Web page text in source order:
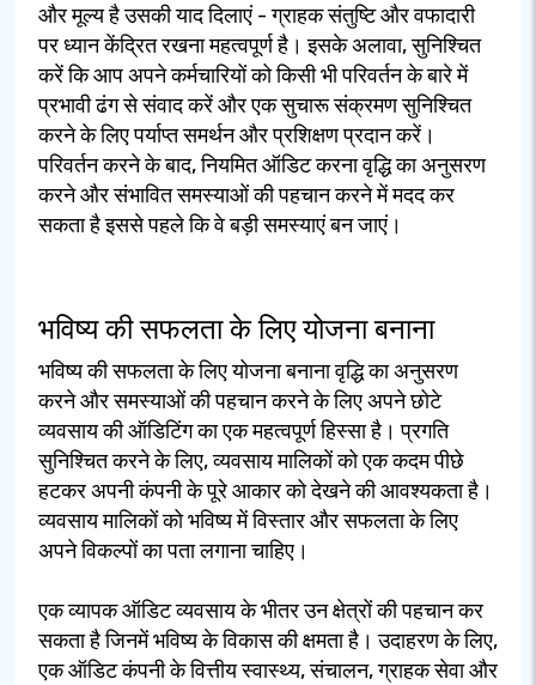
और मूल्य है उसकी याद दिलाएं - ग्राहक संतुष्टि और वफादारी
पर ध्यान केंद्रित रखना महत्वपूर्ण है। इसके अलावा, सुनिश्चित
करें कि आप अपने कर्मचारियों को किसी भी परिवर्तन के बारे में
प्रभावी ढंग से संवाद करें और एक सुचारू संक्रमण सुनिश्चित
करने के लिए पर्याप्त समर्थन और प्रशिक्षण प्रदान करें।
परिवर्तन करने के बाद, नियमित ऑडिट करना वृद्धि का अनुसरण
करने और संभावित समस्याओं की पहचान करने में मदद कर
सकता है इससे पहले कि वे बड़ी समस्याएं बन जाएं।
भविष्य की सफलता के लिए योजना बनाना
भविष्य की सफलता के लिए योजना बनाना वृद्धि का अनुसरण
करने और समस्याओं की पहचान करने के लिए अपने छोटे
व्यवसाय की ऑडिटिंग का एक महत्वपूर्ण हिस्सा है। प्रगति
सुनिश्चित करने के लिए, व्यवसाय मालिकों को एक कदम पीछे
हटकर अपनी कंपनी के पूरे आकार को देखने की आवश्यकता है।
व्यवसाय मालिकों को भविष्य में विस्तार और सफलता के लिए
अपने विकल्पों का पता लगाना चाहिए।
एक व्यापक ऑडिट व्यवसाय के भीतर उन क्षेत्रों की पहचान कर
सकता है जिनमें भविष्य के विकास की क्षमता है। उदाहरण के लिए,
एक ऑडिट कंपनी के वित्तीय स्वास्थ्य, संचालन, ग्राहक सेवा और